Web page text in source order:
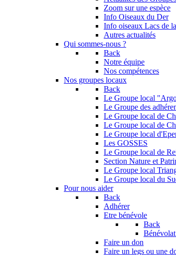
Zoom sur une espèce
Info Oiseaux du Der
Info oiseaux Lacs de
Autres actualités
Qui sommes-nous ?
Back
Notre équipe
Nos compétences
Nos groupes locaux
Back
Le Groupe local
Le Groupe des
Le Groupe local de
Le Groupe local de
Le Groupe local
Les GOSSES
Le Groupe local de
Section Nature et
Le Groupe local
Le Groupe local du
Pour nous aider
Back
Adhérer
Etre bénévole
Back
Faire un don
Faire un legs ou une